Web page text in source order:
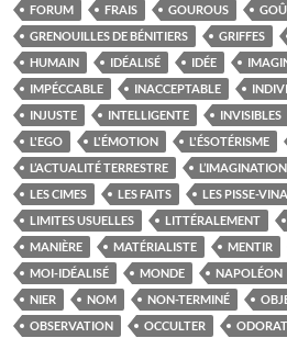
FORUM
FRAIS GOUROUS
GRENOUILLES DE BÉNITIERS
GRIFFES
HUMAIN
IDÉALISÉ IDÉE
IMPÉCCABLE
INACCEPTABLE
INJUSTE
INTELLIGENTE INVISIBLES
L'EGO
L'ÉMOTION L'ÉSOTÉRISME
L’ACTUALITÉ TERRESTRE
L’IMAGINATION
LES CIMES
LES FAITS LES PISSE-
LIMITES USUELLES
LITTÉRALEMENT
MANIÈRE
MATÉRIALISTE MENTIR
MOI-IDÉALISÉ
MONDE NAPOLÉON
NIER
NOM NON-TERMINÉ
OBSERVATION
OCCULTER ODORAT